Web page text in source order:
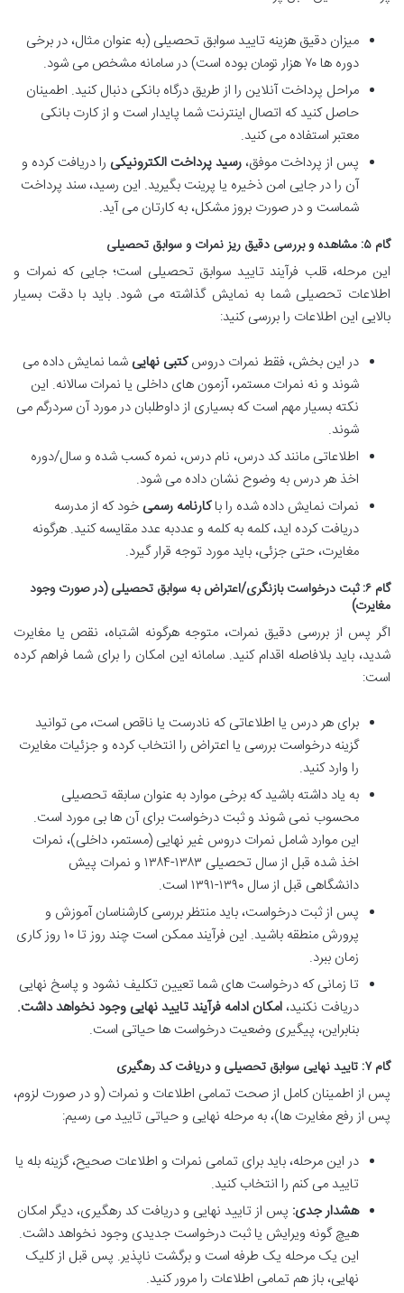
میزان دقیق هزینه تایید سوابق تحصیلی (به عنوان مثال، در برخی
دوره ها ۷۰ هزار تومان بوده است) در سامانه مشخص می شود.
مراحل پرداخت آنلاین را از طریق درگاه بانکی دنبال کنید. اطمینان
حاصل کنید که اتصال اینترنت شما پایدار است و از کارت بانکی
معتبر استفاده می کنید.
پس از پرداخت موفق، رسید پرداخت الکترونیکی را دریافت کرده و
آن را در جایی امن ذخیره یا پرینت بگیرید. این رسید، سند پرداخت
شماست و در صورت بروز مشکل، به کارتان می آید.
گام ۵: مشاهده و بررسی دقیق ریز نمرات و سوابق تحصیلی
این مرحله، قلب فرآیند تایید سوابق تحصیلی است؛ جایی که نمرات و
اطلاعات تحصیلی شما به نمایش گذاشته می شود. باید با دقت بسیار
بالایی این اطلاعات را بررسی کنید:
در این بخش، فقط نمرات دروسکتبی نهایی شما نمایش داده می
شوند و نه نمرات مستمر، آزمون های داخلی یا نمرات سالانه. این
نکته بسیار مهم است که بسیاری از داوطلبان در مورد آن سردرگم می
شوند.
اطلاعاتی مانند کد درس، نام درس، نمره کسب شده و سال/دوره
اخذ هر درس به وضوح نشان داده می شود.
نمرات نمایش داده شده را باکارنامه رسمی خود که از مدرسه
دریافت کرده اید، کلمه به کلمه و عددبه عدد مقایسه کنید. هرگونه
مغایرت، حتی جزئی، باید مورد توجه قرار گیرد.
گام ۶: ثبت درخواست بازنگری/اعتراض به سوابق تحصیلی (در صورت وجود
مغایرت)
اگر پس از بررسی دقیق نمرات، متوجه هرگونه اشتباه، نقص یا مغایرت
شدید، باید بلافاصله اقدام کنید. سامانه این امکان را برای شما فراهم کرده
است:
برای هر درس یا اطلاعاتی که نادرست یا ناقص است، می توانید
گزینه درخواست بررسی یا اعتراض را انتخاب کرده و جزئیات مغایرت
را وارد کنید.
به یاد داشته باشید که برخی موارد به عنوان سابقه تحصیلی
محسوب نمی شوند و ثبت درخواست برای آن ها بی مورد است.
این موارد شامل نمرات دروس غیر نهایی (مستمر، داخلی)، نمرات
اخذ شده قبل از سال تحصیلی ۱۳۸۳-۱۳۸۴ و نمرات پیش
دانشگاهی قبل از سال ۱۳۹۰-۱۳۹۱ است.
پس از ثبت درخواست، باید منتظر بررسی کارشناسان آموزش و
پرورش منطقه باشید. این فرآیند ممکن است چند روز تا ۱۰ روز کاری
زمان ببرد.
تا زمانی که درخواست های شما تعیین تکلیف نشود و پاسخ نهایی
دریافت نکنید، امکان ادامه فرآیند تایید نهایی وجود نخواهد داشت.
بنابراین، پیگیری وضعیت درخواست ها حیاتی است.
گام ۷: تایید نهایی سوابق تحصیلی و دریافت کد رهگیری
پس از اطمینان کامل از صحت تمامی اطلاعات و نمرات (و در صورت لزوم،
پس از رفع مغایرت ها)، به مرحله نهایی و حیاتی تایید می رسیم:
در این مرحله، باید برای تمامی نمرات و اطلاعات صحیح، گزینه بله یا
تایید می کنم را انتخاب کنید.
هشدار جدی: پس از تایید نهایی و دریافت کد رهگیری، دیگر امکان
هیچ گونه ویرایش یا ثبت درخواست جدیدی وجود نخواهد داشت.
این یک مرحله یک طرفه است و برگشت ناپذیر. پس قبل از کلیک
نهایی، باز هم تمامی اطلاعات را مرور کنید.